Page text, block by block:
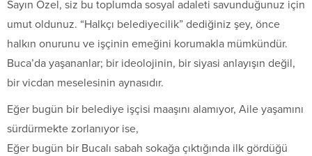
Sayın Özel, siz bu toplumda sosyal adaleti savunduğunuz için
umut oldunuz. “Halkçı belediyecilik” dediğiniz şey, önce
halkın onurunu ve işçinin emeğini korumakla mümkündür.
Buca’da yaşananlar; bir ideolojinin, bir siyasi anlayışın değil,
bir vicdan meselesinin aynasıdır.
Eğer bugün bir belediye işçisi maaşını alamıyor, Aile yaşamını
sürdürmekte zorlanıyor ise,
Eğer bugün bir Bucalı sabah sokağa çıktığında ilk gördüğü